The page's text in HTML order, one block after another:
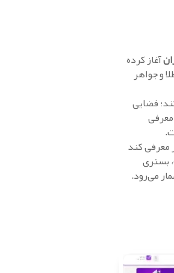
آغاز کرده
و جواهر
فضایی
معرفی کند
، بستری
می‌رود.